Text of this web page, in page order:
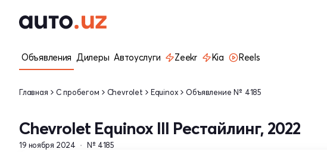
Объявления Дилеры Автоуслуги Zeekr Kia Reels
Главная С пробегом Chevrolet Equinox Объявление № 4185
Chevrolet Equinox III Рестайлинг, 2022
19 ноября 2024 № 4185